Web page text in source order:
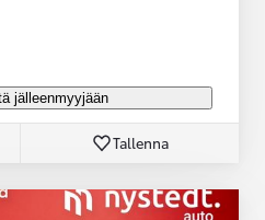
jälleenmyyjään
Tallenna